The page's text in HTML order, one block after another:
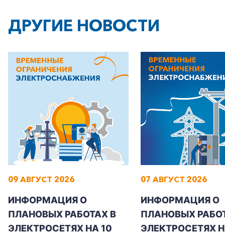
+7-800-700-24-57
Заказать обратный звонок
Частным клиентам
ДРУГИЕ НОВОСТИ
09 АВГУСТ 2026
ИНФОРМАЦИЯ О
ПЛАНОВЫХ РАБОТАХ В
ЭЛЕКТРОСЕТЯХ НА 10
07 АВГУСТ 2026
ИНФОРМАЦИЯ О
ПЛАНОВЫХ
ЭЛЕКТРОСЕТЯХ